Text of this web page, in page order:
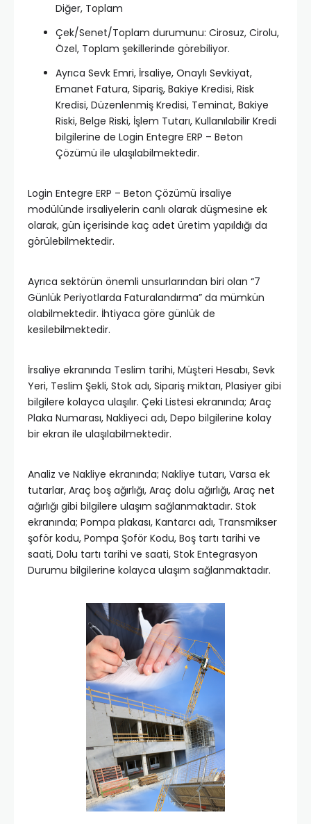
Diğer, Toplam
Çek/Senet/Toplam durumunu: Cirosuz, Cirolu,
Özel, Toplam şekillerinde görebiliyor.
Ayrıca Sevk Emri, İrsaliye, Onaylı Sevkiyat,
Emanet Fatura, Sipariş, Bakiye Kredisi, Risk
Kredisi, Düzenlenmiş Kredisi, Teminat, Bakiye
Riski, Belge Riski, İşlem Tutarı, Kullanılabilir Kredi
bilgilerine de Login Entegre ERP – Beton
Çözümü ile ulaşılabilmektedir.
Login Entegre ERP – Beton Çözümü İrsaliye
modülünde irsaliyelerin canlı olarak düşmesine ek
olarak, gün içerisinde kaç adet üretim yapıldığı da
görülebilmektedir.
Ayrıca sektörün önemli unsurlarından biri olan “7
Günlük Periyotlarda Faturalandırma” da mümkün
olabilmektedir. İhtiyaca göre günlük de
kesilebilmektedir.
İrsaliye ekranında Teslim tarihi, Müşteri Hesabı, Sevk
Yeri, Teslim Şekli, Stok adı, Sipariş miktarı, Plasiyer gibi
bilgilere kolayca ulaşılır. Çeki Listesi ekranında; Araç
Plaka Numarası, Nakliyeci adı, Depo bilgilerine kolay
bir ekran ile ulaşılabilmektedir.
Analiz ve Nakliye ekranında; Nakliye tutarı, Varsa ek
tutarlar, Araç boş ağırlığı, Araç dolu ağırlığı, Araç net
ağırlığı gibi bilgilere ulaşım sağlanmaktadır. Stok
ekranında; Pompa plakası, Kantarcı adı, Transmikser
şoför kodu, Pompa Şoför Kodu, Boş tartı tarihi ve
saati, Dolu tartı tarihi ve saati, Stok Entegrasyon
Durumu bilgilerine kolayca ulaşım sağlanmaktadır.